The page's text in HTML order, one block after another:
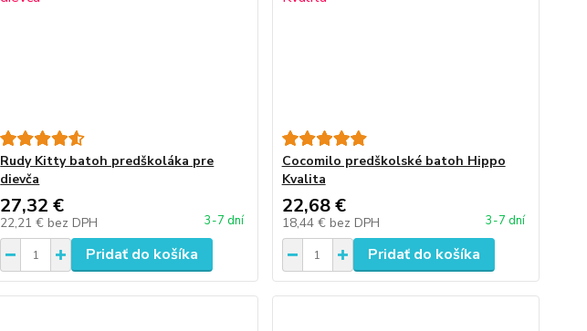
Rudy Kitty batoh predškoláka pre
dievča
27,32 €
22,21 € bez DPH 3-7 dní
Pridať do košíka
Cocomilo predškolské batoh Hippo
Kvalita
22,68 €
18,44 € bez DPH 3-7 dní
Pridať do košíka